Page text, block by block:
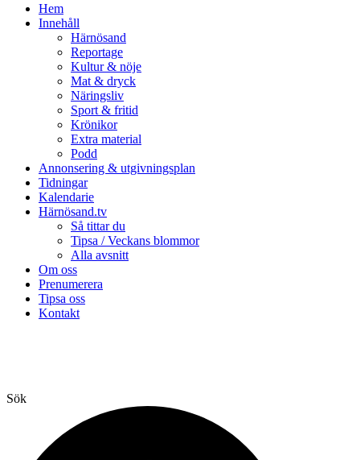
Hem
Innehåll
Härnösand
Reportage
Kultur & nöje
Mat & dryck
Näringsliv
Sport & fritid
Krönikor
Extra material
Podd
Annonsering & utgivningsplan
Tidningar
Kalendarie
Härnösand.tv
Så tittar du
Tipsa / Veckans blommor
Alla avsnitt
Om oss
Prenumerera
Tipsa oss
Kontakt
Sök